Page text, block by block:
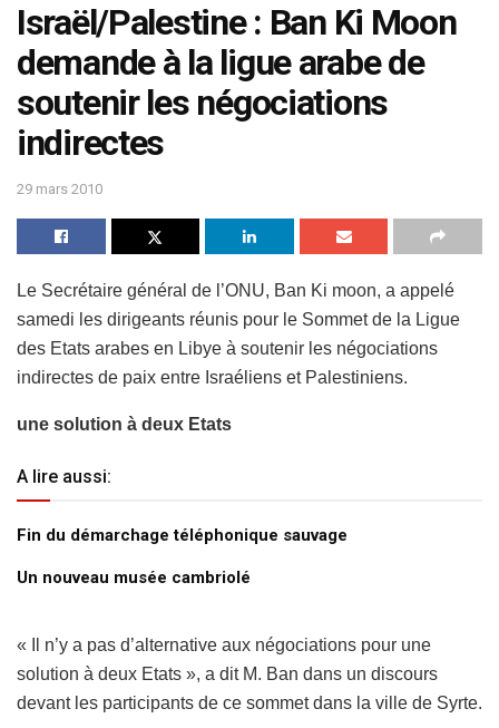
Israël/Palestine : Ban Ki Moon
demande à la ligue arabe de
soutenir les négociations
indirectes
29 mars 2010
Le Secrétaire général de l’ONU, Ban Ki moon, a appelé
samedi les dirigeants réunis pour le Sommet de la Ligue
des Etats arabes en Libye à soutenir les négociations
indirectes de paix entre Israéliens et Palestiniens.
une solution à deux Etats
A lire aussi:
Fin du démarchage téléphonique sauvage
Un nouveau musée cambriolé
« Il n’y a pas d’alternative aux négociations pour une
solution à deux Etats », a dit M. Ban dans un discours
devant les participants de ce sommet dans la ville de Syrte.